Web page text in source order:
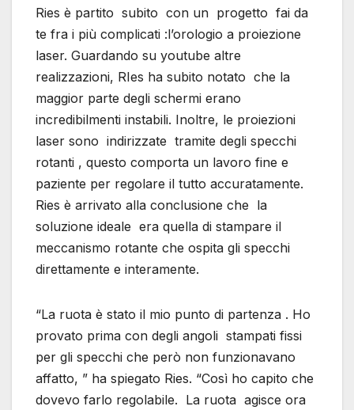
Ries è partito subito con un progetto fai da
te fra i più complicati :l’orologio a proiezione
laser. Guardando su youtube altre
realizzazioni, RIes ha subito notato che la
maggior parte degli schermi erano
incredibilmenti instabili. Inoltre, le proiezioni
laser sono indirizzate tramite degli specchi
rotanti , questo comporta un lavoro fine e
paziente per regolare il tutto accuratamente.
Ries è arrivato alla conclusione che la
soluzione ideale era quella di stampare il
meccanismo rotante che ospita gli specchi
direttamente e interamente.
“La ruota è stato il mio punto di partenza . Ho
provato prima con degli angoli stampati fissi
per gli specchi che però non funzionavano
affatto, ” ha spiegato Ries. “Così ho capito che
dovevo farlo regolabile. La ruota agisce ora